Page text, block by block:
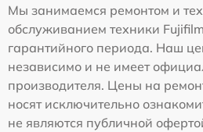
Мы занимаемся ремонтом и
обслуживанием техники
гарантийного периода. Наш
независимо и не имеет
производителя. Цены на
носят исключительно
не являются публичной